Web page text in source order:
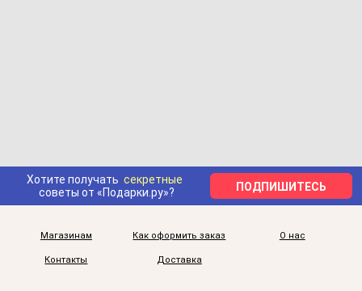
Хотите получать секретные
советы от «Подарки.ру»?
ПОДПИШИТЕСЬ
Магазинам Как оформить заказ О нас
Контакты Доставка